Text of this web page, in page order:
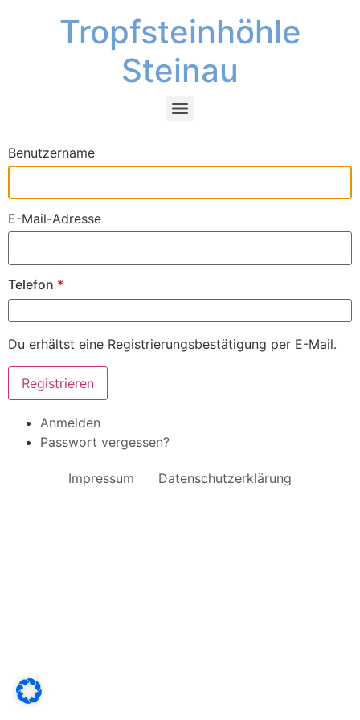
Tropfsteinhöhle
Steinau
Benutzername
E-Mail-Adresse
Telefon *
Du erhältst eine Registrierungsbestätigung per E-Mail.
Registrieren
Anmelden
Passwort vergessen?
Impressum Datenschutzerklärung